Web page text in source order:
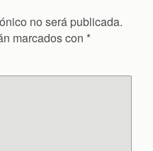
no será publicada.
marcados con *